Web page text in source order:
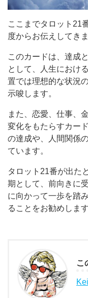
ここまでタロット21
度からお伝えしてきま
このカードは、達成
として、人生におけ
置では理想的な状況
示唆します。
また、恋愛、仕事、
変化をもたらすカー
の達成や、人間関係
ています。
タロット21番が出た
期として、前向きに
に向かって一歩を踏
ることをお勧めします
こ